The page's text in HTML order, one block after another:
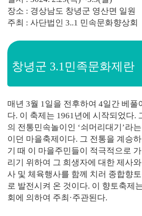
장소 : 경상남도 창녕군 영산면 일원
주최 : 사단법인 3..1 민속문화향상회
창녕군 3.1민족문화제란
매년 3월 1일을 전후하여 4일간 베풀
다. 이 축제는 1961년에 시작되었다.
의 전통민속놀이인 ‘쇠머리대기’라
이던 마을축제이다. 그 전통을 계승
기 때 이 마을주민들이 적극적으로 가
리기 위하여 그 희생자에 대한 제사
사 및 체육행사를 함께 치러 종합향
로 발전시켜 온 것이다. 이 향토축제
회에 의하여 주최·주관된다.